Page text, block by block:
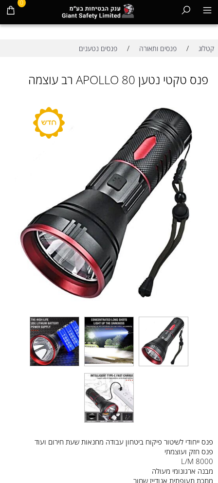
0
קטלוג / פנסים ותאורה / פנסים נטענים
פנס טקטי נטען APOLLO 80 רב עוצמה
פנס ייחודי לשיטור פיקוח ביטחון עבודה מחנאות שעת חירום ועוד
פנס חזק ועוצמתי
8000 L/M
מבנה ארגונומי מעולה
מתכת תעופתית אנודייז שחור